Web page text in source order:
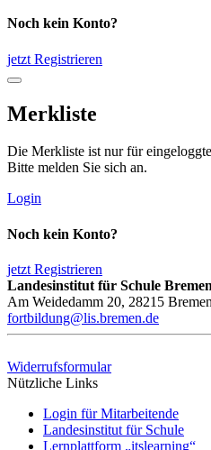
Noch kein Konto?
jetzt Registrieren
Merkliste
Die Merkliste ist nur für
Bitte melden Sie sich an.
Login
Noch kein Konto?
jetzt Registrieren
Landesinstitut für Schule Bremen
Am Weidedamm 20, 28215 Bremen
fortbildung@lis.bremen.de
Widerrufsformular
Nützliche Links
Login für Mitarbeitende
Landesinstitut für Schule
Lernplattform „itslearning“